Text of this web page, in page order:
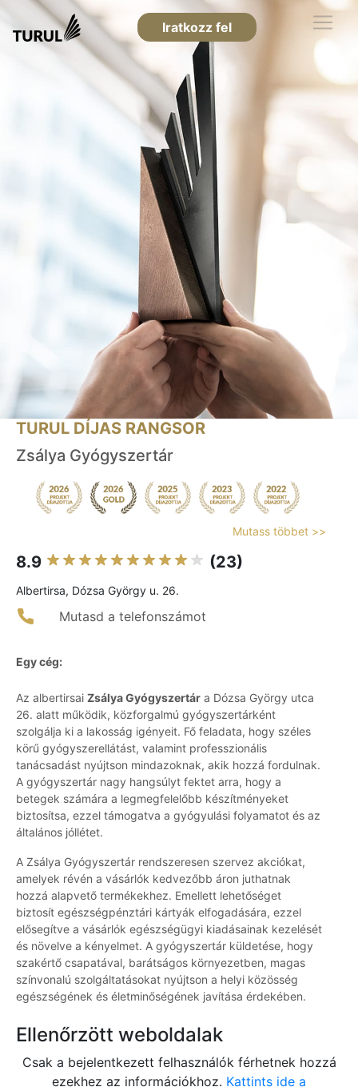
Iratkozz fel
TURUL DÍJAS RANGSOR
Zsálya Gyógyszertár
Mutass többet >>
8.9 (23)
Albertirsa, Dózsa György u. 26.
Mutasd a telefonszámot
Egy cég:
Az albertirsai Zsálya Gyógyszertár a Dózsa György utca
26. alatt működik, közforgalmú gyógyszertárként
szolgálja ki a lakosság igényeit. Fő feladata, hogy széles
körű gyógyszerellátást, valamint professzionális
tanácsadást nyújtson mindazoknak, akik hozzá fordulnak.
A gyógyszertár nagy hangsúlyt fektet arra, hogy a
betegek számára a legmegfelelőbb készítményeket
biztosítsa, ezzel támogatva a gyógyulási folyamatot és az
általános jóllétet.
A Zsálya Gyógyszertár rendszeresen szervez akciókat,
amelyek révén a vásárlók kedvezőbb áron juthatnak
hozzá alapvető termékekhez. Emellett lehetőséget
biztosít egészségpénztári kártyák elfogadására, ezzel
elősegítve a vásárlók egészségügyi kiadásainak kezelését
és növelve a kényelmet. A gyógyszertár küldetése, hogy
szakértő csapatával, barátságos környezetben, magas
színvonalú szolgáltatásokat nyújtson a helyi közösség
egészségének és életminőségének javítása érdekében.
Ellenőrzött weboldalak
Csak a bejelentkezett felhasználók férhetnek hozzá
ezekhez az információkhoz. Kattints ide a